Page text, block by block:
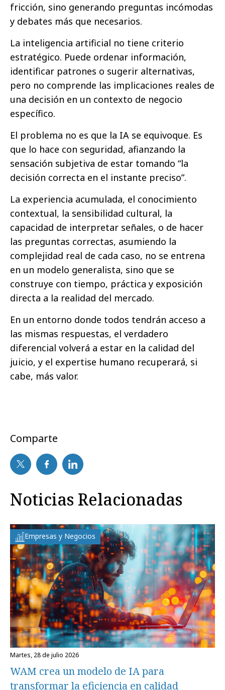
fricción, sino generando preguntas incómodas
y debates más que necesarios.
La inteligencia artificial no tiene criterio
estratégico. Puede ordenar información,
identificar patrones o sugerir alternativas,
pero no comprende las implicaciones reales de
una decisión en un contexto de negocio
específico.
El problema no es que la IA se equivoque. Es
que lo hace con seguridad, afianzando la
sensación subjetiva de estar tomando “la
decisión correcta en el instante preciso”.
La experiencia acumulada, el conocimiento
contextual, la sensibilidad cultural, la
capacidad de interpretar señales, o de hacer
las preguntas correctas, asumiendo la
complejidad real de cada caso, no se entrena
en un modelo generalista, sino que se
construye con tiempo, práctica y exposición
directa a la realidad del mercado.
En un entorno donde todos tendrán acceso a
las mismas respuestas, el verdadero
diferencial volverá a estar en la calidad del
juicio, y el expertise humano recuperará, si
cabe, más valor.
Comparte
Noticias Relacionadas
Empresas y Negocios
martes, 28 de julio 2026
WAM crea un modelo de IA para
transformar la eficiencia en calidad